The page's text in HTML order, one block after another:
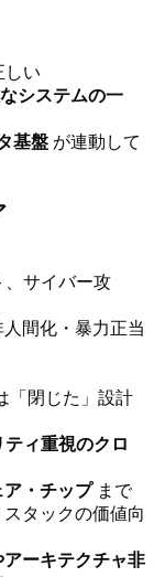
しい
システムの一
基盤 が連動して
、サイバー攻
間化・暴力正当
「閉じた」設計
ティ重視のクロ
ア・チップまで
タックの価値向
ーキテクチャ非